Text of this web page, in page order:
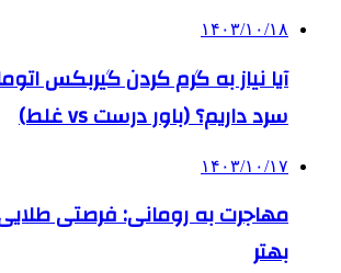
۱۴۰۳/۱۰/۱۸
آیا نیاز به گرم کردن گیربکس
سرد داریم؟ (باور درست vs غلط)
۱۴۰۳/۱۰/۱۷
مهاجرت به رومانی: فرصتی
بهتر